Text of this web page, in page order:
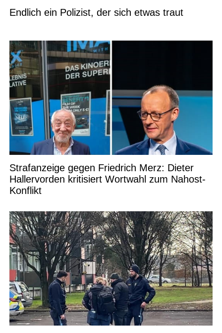
Endlich ein Polizist, der sich etwas traut
Strafanzeige gegen Friedrich Merz: Dieter
Hallervorden kritisiert Wortwahl zum Nahost-
Konflikt